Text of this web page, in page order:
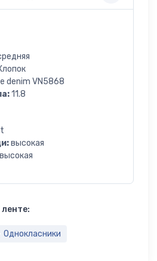
denim VN5868
11.8
высокая
высокая
Однокласники